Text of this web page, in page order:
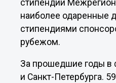
стипендии
наиболее одаренные
стипендиями
рубежом.
За прошедшие годы в
и Санкт-Петербурга.